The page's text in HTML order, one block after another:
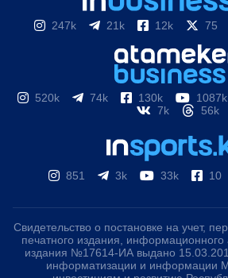
247k 21k 12k 75
520k 74k 130k 1087k
7k
56k
851 3k 33k 10
Свидетельство о постановке на учет,
печатного издания, информационного
издания №17614-ИА выдано
информатизации и информации